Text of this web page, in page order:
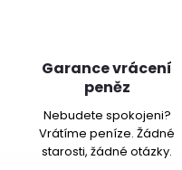
Garance vrácení
peněz
Nebudete spokojeni?
Vrátíme peníze. Žádné
starosti, žádné otázky.